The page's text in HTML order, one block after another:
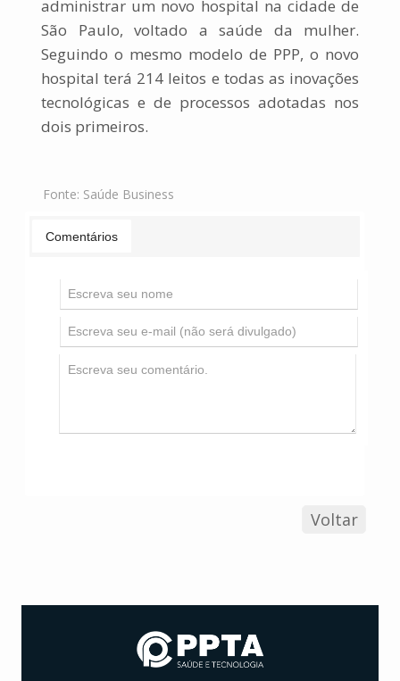
administrar um novo hospital na cidade de
São Paulo, voltado a saúde da mulher.
Seguindo o mesmo modelo de PPP, o novo
hospital terá 214 leitos e todas as inovações
tecnológicas e de processos adotadas nos
dois primeiros.
Fonte: Saúde Business
Comentários
Voltar